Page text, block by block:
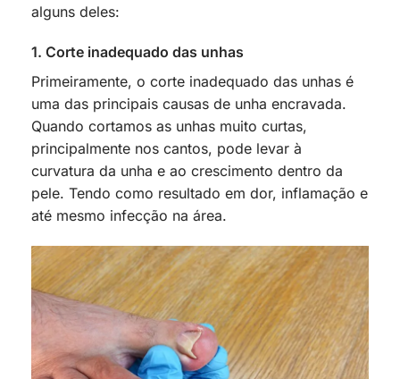
alguns deles:
1. Corte inadequado das unhas
Primeiramente, o corte inadequado das unhas é
uma das principais causas de unha encravada.
Quando cortamos as unhas muito curtas,
principalmente nos cantos, pode levar à
curvatura da unha e ao crescimento dentro da
pele. Tendo como resultado em dor, inflamação e
até mesmo infecção na área.